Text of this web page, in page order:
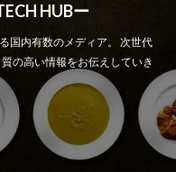
HUBー
国内有数のメディア。 次世代
の高い情報をお伝えしていき